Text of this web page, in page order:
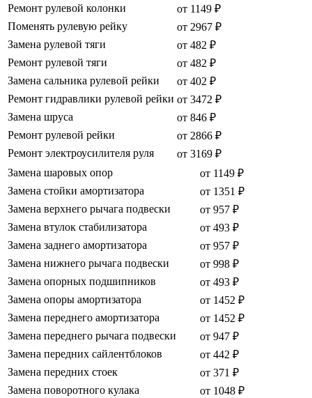
Ремонт рулевой колонки
от 1149 ₽
Поменять рулевую рейку
от 2967 ₽
Замена рулевой тяги
от 482 ₽
Ремонт рулевой тяги
от 482 ₽
Замена сальника рулевой рейки
от 402 ₽
Ремонт гидравлики рулевой рейки от 3472 ₽
Замена шруса
от 846 ₽
Ремонт рулевой рейки
от 2866 ₽
Ремонт электроусилителя руля
от 3169 ₽
Замена шаровых опор
от 1149 ₽
Замена стойки амортизатора
от 1351 ₽
Замена верхнего рычага подвески
от 957 ₽
Замена втулок стабилизатора
от 493 ₽
Замена заднего амортизатора
от 957 ₽
Замена нижнего рычага подвески
от 998 ₽
Замена опорных подшипников
от 493 ₽
Замена опоры амортизатора
от 1452 ₽
Замена переднего амортизатора
от 1452 ₽
Замена переднего рычага подвески
от 947 ₽
Замена передних сайлентблоков
от 442 ₽
Замена передних стоек
от 371 ₽
Замена поворотного кулака
от 1048 ₽